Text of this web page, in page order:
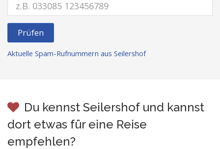
Prüfen
Aktuelle Spam-Rufnummern aus Seilershof
Du kennst Seilershof und kannst
dort etwas für eine Reise
empfehlen?